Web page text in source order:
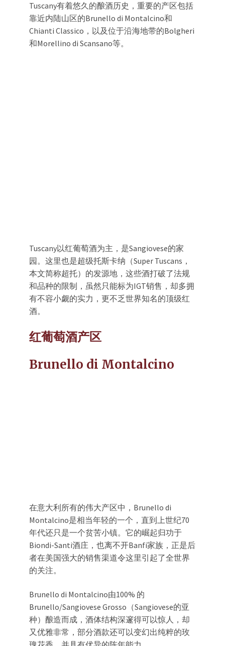
Tuscany有着悠久的酿酒历史，重要的产区包括
靠近内陆山区的Brunello di Montalcino和
Chianti Classico，以及位于沿海地带的Bolgheri
和Morellino di Scansano等。
Tuscany以红葡萄酒为主，是Sangiovese的家
园。这里也是超级托斯卡纳（Super Tuscans，
本文简称超托）的发源地，这些酒打破了法规
和品种的限制，虽然只能标为IGT销售，却多拥
有不容小觑的实力，更不乏世界知名的顶级红
酒。
红葡萄酒产区
Brunello di Montalcino
在意大利所有的伟大产区中，Brunello di
Montalcino是相当年轻的一个，直到上世纪70
年代还只是一个贫苦小镇。它的崛起归功于
Biondi-Santi酒庄，也离不开Banfi家族，正是后
者在美国强大的销售渠道令这里引起了全世界
的关注。
Brunello di Montalcino由100% 的
Brunello/Sangiovese Grosso（Sangiovese的亚
种）酿造而成，酒体结构深邃得可以惊人，却
又优雅非常，部分酒款还可以变幻出纯粹的玫